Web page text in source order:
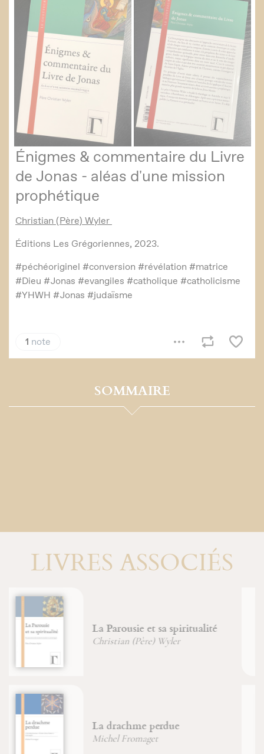
SOMMAIRE
LIVRES ASSOCIÉS
Du combat spirituel à la
déification
Jean-François Froger
Énigme de la pensée
Jean-François Froger